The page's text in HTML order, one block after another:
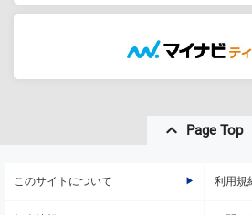
Page Top
このサイトについて 利用規